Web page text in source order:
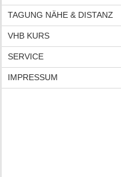
TAGUNG NÄHE & DISTANZ
VHB KURS
SERVICE
IMPRESSUM